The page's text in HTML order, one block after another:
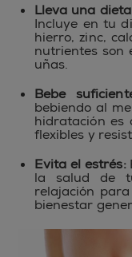
Lleva una
Incluye en tu
hierro, zinc,
nutrientes son
uñas.
Bebe
bebiendo al
hidratación es
flexibles y
Evita el estrés:
la salud de
relajación
bienestar